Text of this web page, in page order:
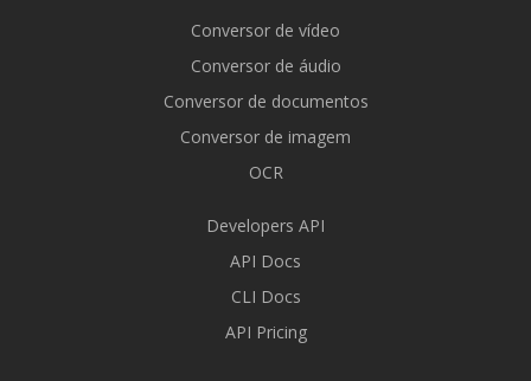
Conversor de vídeo
Conversor de áudio
Conversor de documentos
Conversor de imagem
OCR
Developers API
API Docs
CLI Docs
API Pricing